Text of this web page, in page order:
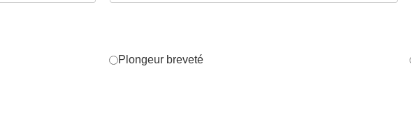
Plongeur breveté